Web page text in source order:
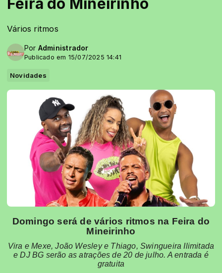
Vários ritmos
Por Administrador
Publicado em 15/07/2025 14:41
Novidades
Domingo será de vários ritmos na Feira do
Mineirinho
Vira e Mexe, João Wesley e Thiago, Swingueira Ilimitada
e DJ BG serão as atrações de 20 de julho. A entrada é
gratuita